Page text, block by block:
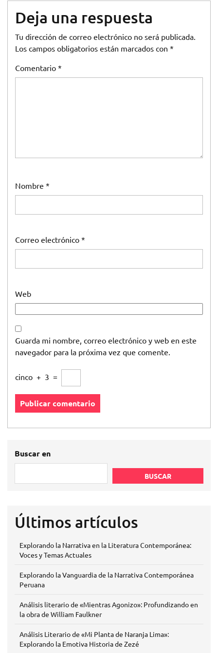
Deja una respuesta
Tu dirección de correo electrónico no será publicada.
Los campos obligatorios están marcados con *
Comentario *
Nombre *
Correo electrónico *
Web
Guarda mi nombre, correo electrónico y web en este
navegador para la próxima vez que comente.
cinco + 3 =
Buscar en
BUSCAR
Últimos artículos
Explorando la Narrativa en la Literatura Contemporánea:
Voces y Temas Actuales
Explorando la Vanguardia de la Narrativa Contemporánea
Peruana
Análisis literario de «Mientras Agonizo»: Profundizando en
la obra de William Faulkner
Análisis Literario de «Mi Planta de Naranja Lima»:
Explorando la Emotiva Historia de Zezé